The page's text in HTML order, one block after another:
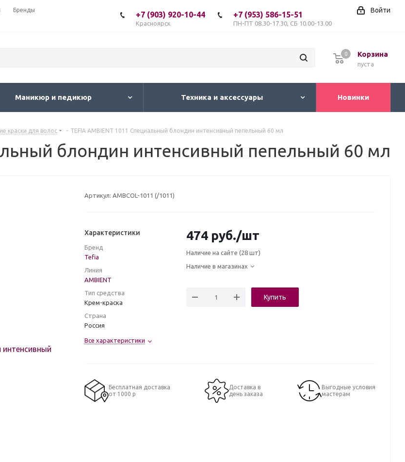
Бренды Войти
+7 (903) 920-10-44
Красноярск
+7 (953) 586-15-51
ПН-ПТ 08.30-17.30, СБ 10.00-13.00
Корзина
пуста
0
Маникюр и педикюр Техника и аксессуары Новинки
краски для волос - TEFIA AMBIENT 1011 Специальный блондин интенсивный пепельный 60 мл
блондин интенсивный пепельный 60 мл
Артикул: AMBCOL-1011 (/1011)
Характеристики
Бренд
Tefia
Линия
AMBIENT
Тип средства
Крем-краска
Страна
Россия
Все характеристики
474 руб./шт
Наличие на сайте (28 шт)
Наличие в магазинах
Купить
Бесплатная доставка
от 1000 р
Доставка в
день заказа
Выгодные условия
мастерам